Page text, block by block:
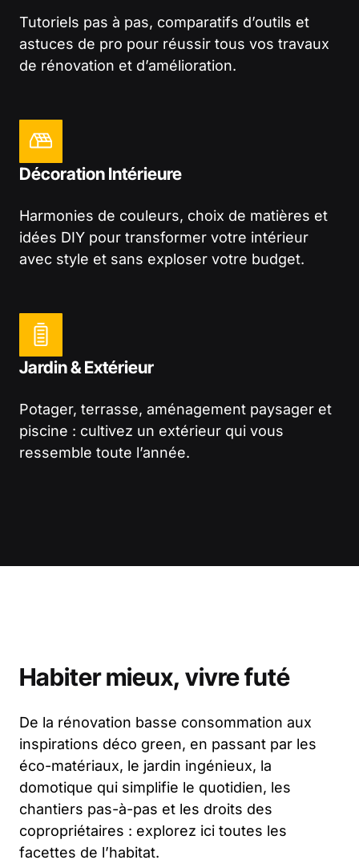
Tutoriels pas à pas, comparatifs d’outils et
astuces de pro pour réussir tous vos travaux
de rénovation et d’amélioration.
Décoration Intérieure
Harmonies de couleurs, choix de matières et
idées DIY pour transformer votre intérieur
avec style et sans exploser votre budget.
Jardin & Extérieur
Potager, terrasse, aménagement paysager et
piscine : cultivez un extérieur qui vous
ressemble toute l’année.
Habiter mieux, vivre futé
De la rénovation basse consommation aux
inspirations déco green, en passant par les
éco-matériaux, le jardin ingénieux, la
domotique qui simplifie le quotidien, les
chantiers pas-à-pas et les droits des
copropriétaires : explorez ici toutes les
facettes de l’habitat.